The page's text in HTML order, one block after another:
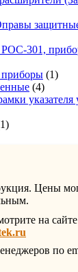
РОС-301,
приборы 11
44
товара
указателя
11
Цены
на
по